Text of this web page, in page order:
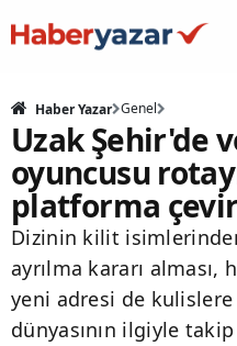
Haber Yazar Genel
Uzak Şehir'de
oyuncusu
platforma
Dizinin kilit
ayrılma kararı alması,
yeni adresi de kulislere
dünyasının ilgiyle